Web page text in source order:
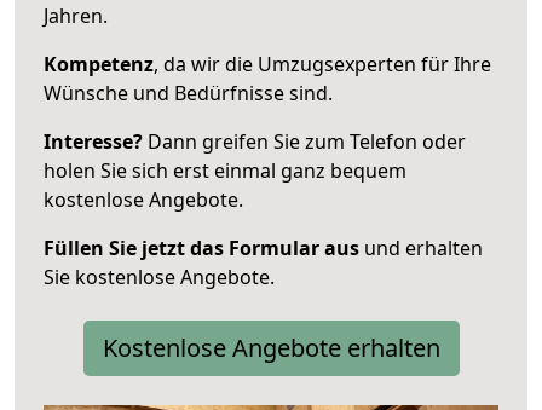
Jahren.
Kompetenz, da wir die Umzugsexperten für Ihre
Wünsche und Bedürfnisse sind.
Interesse? Dann greifen Sie zum Telefon oder
holen Sie sich erst einmal ganz bequem
kostenlose Angebote.
Füllen Sie jetzt das Formular aus und erhalten
Sie kostenlose Angebote.
Kostenlose Angebote erhalten